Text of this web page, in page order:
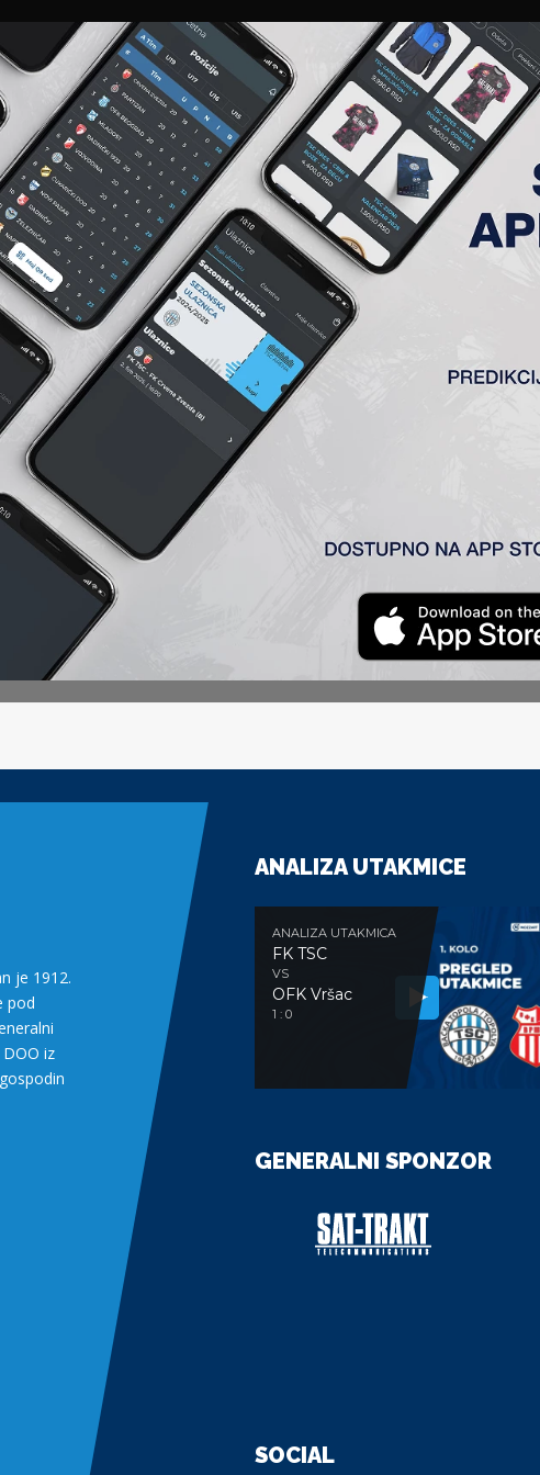
NEWS GALERIJE A TIM ČLANSTVO AKREDITACIJE KLUB
KOLO
(Bačka Topola) 2:2
Antonić, Varga, Ponjević, Milićević, Arsenijević (71′ Duronjić),
ekipi Vojvodine na megdan i posle prilično izjednačenog
igrom došli u vođstvo u 49′ prelepim udarcem Lukića. Već
lošije reakcije odbrane. Nesrećni splet okolnosti doveo je
i za njih veliki bod, a ekipi TSC ostaje žal zbog nesrećno
12′, Arsenijević 39′, Varga 44′, Skopljak 45′, Lukić 54′ i
je 1912.
pod
iz
ANALIZA UTAKMICE
ANALIZA UTAKMICA
FK TSC
VS
OFK Vršac
1 : 0
GENERALNI SPONZOR
SOCIAL